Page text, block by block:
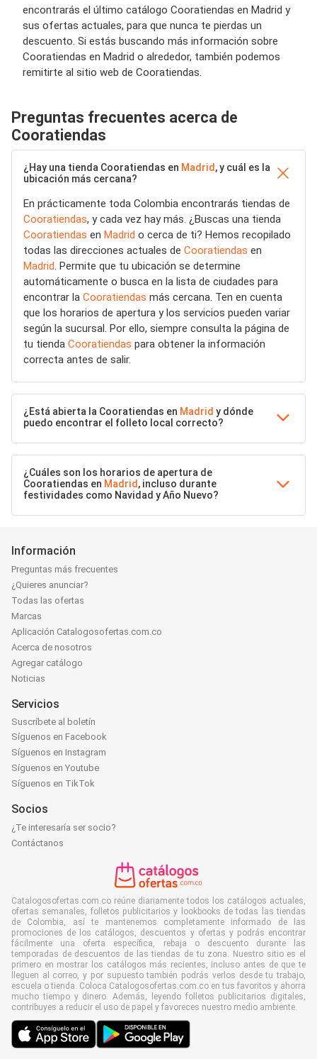
encontrarás el último catálogo Cooratiendas en Madrid y
sus ofertas actuales, para que nunca te pierdas un
descuento. Si estás buscando más información sobre
Cooratiendas en Madrid o alrededor, también podemos
remitirte al sitio web de Cooratiendas.
Preguntas frecuentes acerca de
Cooratiendas
¿Hay una tienda Cooratiendas en Madrid , y cuál es la
ubicación más cercana?
En prácticamente toda Colombia encontrarás tiendas de
Cooratiendas, y cada vez hay más. ¿Buscas una tienda
Cooratiendas en Madrid o cerca de ti? Hemos recopilado
todas las direcciones actuales de Cooratiendas en
Madrid. Permite que tu ubicación se determine
automáticamente o busca en la lista de ciudades para
encontrar la Cooratiendas más cercana. Ten en cuenta
que los horarios de apertura y los servicios pueden variar
según la sucursal. Por ello, siempre consulta la página de
tu tienda Cooratiendas para obtener la información
correcta antes de salir.
¿Está abierta la Cooratiendas en Madrid y dónde
puedo encontrar el folleto local correcto?
¿Cuáles son los horarios de apertura de
Cooratiendas en Madrid , incluso durante
festividades como Navidad y Año Nuevo?
Información
Preguntas más frecuentes
¿Quieres anunciar?
Todas las ofertas
Marcas
Aplicación Catalogosofertas.com.co
Acerca de nosotros
Agregar catálogo
Noticias
Servicios
Suscríbete al boletín
Síguenos en Facebook
Síguenos en Instagram
Síguenos en Youtube
Síguenos en TikTok
Socios
¿Te interesaría ser socio?
Contáctanos
Catalogosofertas.com.co reúne diariamente todos los catálogos actuales,
ofertas semanales, folletos publicitarios y lookbooks de todas las tiendas
de Colombia, así te mantenemos completamente informado de las
promociones de los catálogos, descuentos y ofertas y podrás encontrar
fácilmente una oferta específica, rebaja o descuento durante las
temporadas de descuentos de las tiendas de tu zona. Nuestro sitio es el
primero en mostrar los catálogos más recientes, incluso antes de que te
lleguen al correo, y por supuesto también podrás verlos desde tu trabajo,
escuela o tienda. Coloca Catalogosofertas.com.co en tus favoritos y ahorra
mucho tiempo y dinero. Además, leyendo folletos publicitarios digitales,
contribuyes a reducir el uso de papel y favoreces nuestro medio ambiente.